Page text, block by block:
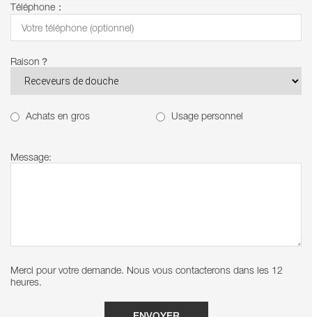
Téléphone：
Raison？
Achats en gros Usage personnel
Message:
Merci pour votre demande. Nous vous contacterons dans les 12
heures.